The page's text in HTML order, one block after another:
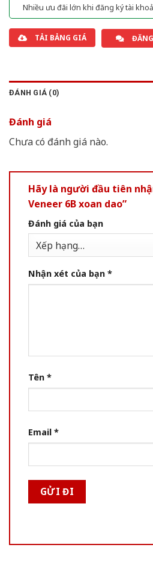
Nhiều ưu đãi lớn khi đăng ký tài
TẢI BẢNG GIÁ
ĐÁNH GIÁ (0)
Đánh giá
Chưa có đánh giá nào.
Hãy là người đầu tiên
Veneer 6B xoan dao”
Đánh giá của bạn
Nhận xét của bạn *
Tên *
Email *